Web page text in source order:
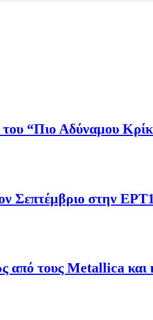
του “Πιο Αδύναμου
Σεπτέμβριο στην ΕΡΤ1
τους Metallica και